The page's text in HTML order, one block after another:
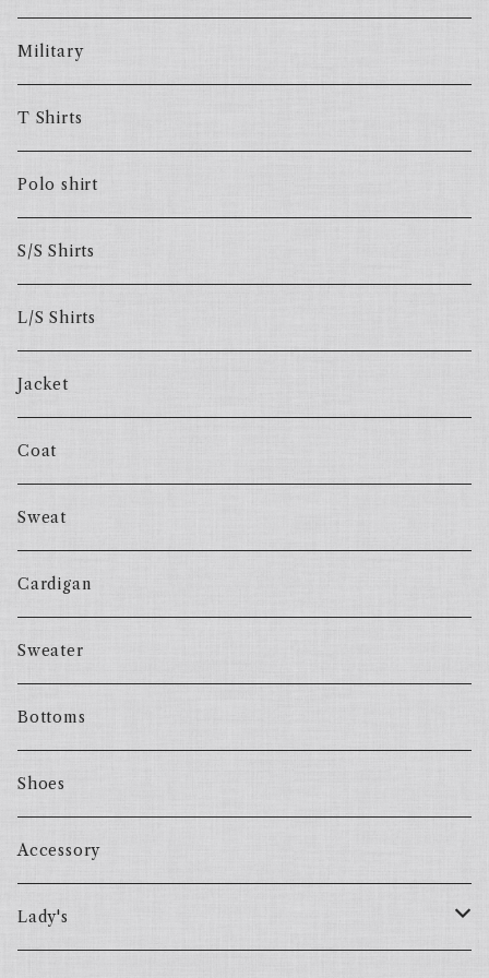
Military
T Shirts
Polo shirt
S/S Shirts
L/S Shirts
Jacket
Coat
Sweat
Cardigan
Sweater
Bottoms
Shoes
Accessory
Lady's